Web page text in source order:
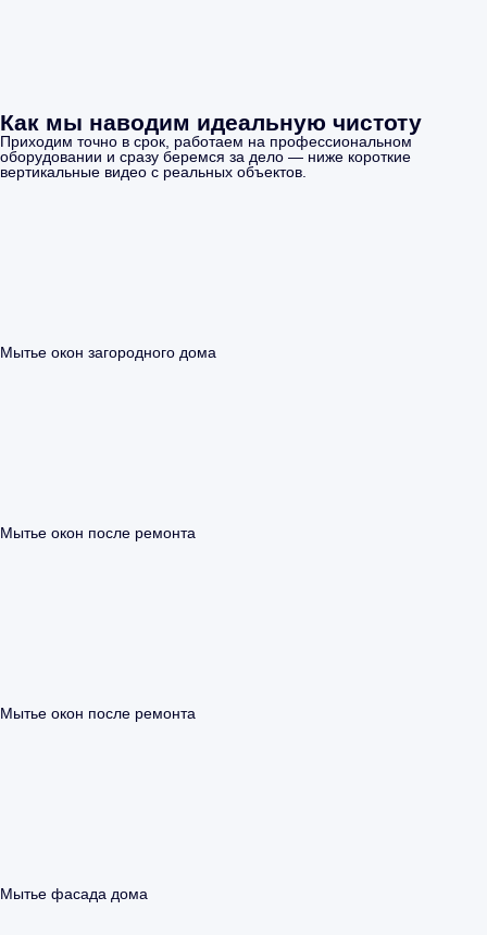
Как мы наводим идеальную чистоту
Приходим точно в срок, работаем на профессиональном
оборудовании и сразу беремся за дело — ниже короткие
вертикальные видео с реальных объектов.
Мытье окон загородного дома
Мытье окон после ремонта
Мытье окон после ремонта
Мытье фасада дома